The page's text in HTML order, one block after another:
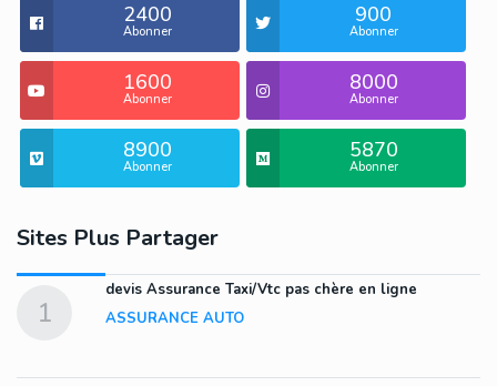
2400
Abonner
900
Abonner
1600
Abonner
8000
Abonner
8900
Abonner
5870
Abonner
Sites Plus Partager
1
devis Assurance Taxi/Vtc pas chère en ligne
ASSURANCE AUTO